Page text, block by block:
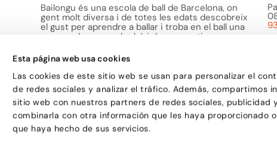
Esta página web usa cookies
Las cookies de este sitio web se usan para personalizar el
de redes sociales y analizar el tráfico. Además, compartimos
sitio web con nuestros partners de redes sociales, publicidad
combinarla con otra información que les haya proporcionado
que haya hecho de sus servicios.
Bailongu és una escola de ball de Barcelona, on
gent molt diversa i de totes les edats descobreix
el gust per aprendre a ballar i troba en el ball una
manera de passar-ho bé i de compartir
© Bailongu 2015.